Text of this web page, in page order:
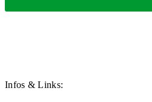
Infos & Links: